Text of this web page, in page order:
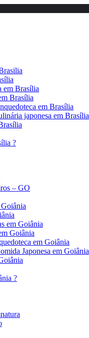
em Brasília
Brasília
em Brasília
japonesa em Brasília
?
– GO
em Goiânia
Goiânia
em Goiânia
Japonesa em Goiânia
?